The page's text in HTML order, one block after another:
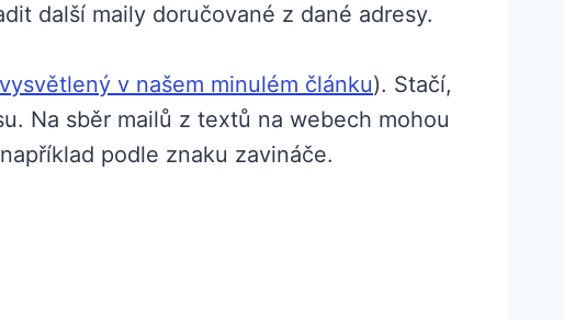
další maily doručované z dané adresy.
v našem minulém článku). Stačí,
Na sběr mailů z textů na webech mohou
podle znaku zavináče.